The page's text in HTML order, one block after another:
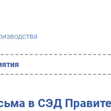
в СЭД